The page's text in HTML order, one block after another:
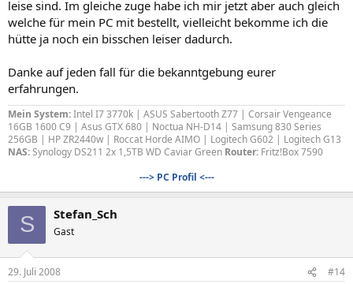
leise sind. Im gleiche zuge habe ich mir jetzt aber auch gleich
welche für mein PC mit bestellt, vielleicht bekomme ich die
hütte ja noch ein bisschen leiser dadurch.
Danke auf jeden fall für die bekanntgebung eurer
erfahrungen.
Mein System:Intel I7 3770k | ASUS Sabertooth Z77 | Corsair Vengeance
16GB 1600 C9 | Asus GTX 680 | Noctua NH-D14 | Samsung 830 Series
256GB | HP ZR2440w | Roccat Horde AIMO | Logitech G602 | Logitech G13
NAS:Synology DS211 2x 1,5TB WD Caviar Green Router: Fritz!Box 7590
---> PC Profil <---
S Stefan_Sch
Gast
29. Juli 2008 #14